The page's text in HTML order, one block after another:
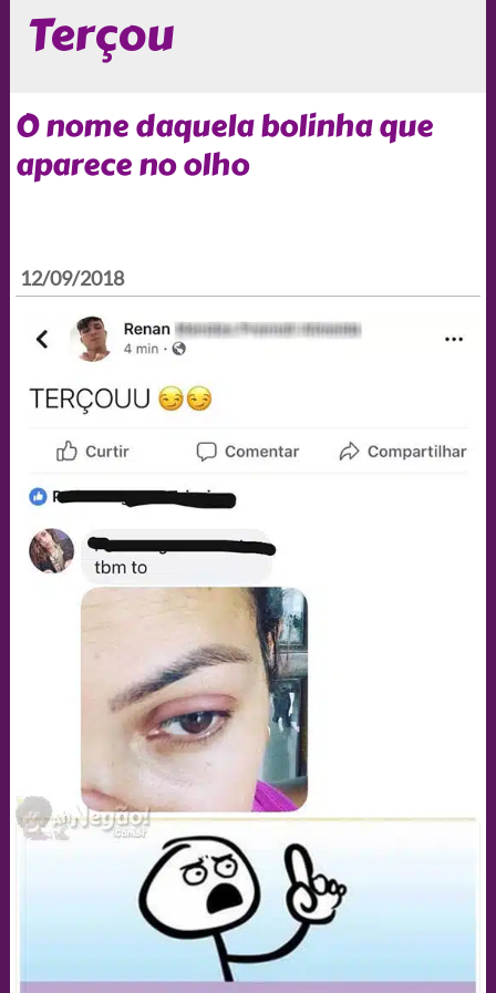
Terçou
O nome daquela bolinha que
aparece no olho
12/09/2018